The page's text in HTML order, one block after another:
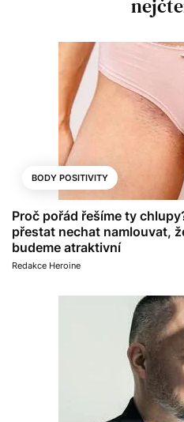
BODY POSITIVITY
Proč pořád řešíme ty
přestat nechat namlouvat,
budeme atraktivní
Redakce Heroine